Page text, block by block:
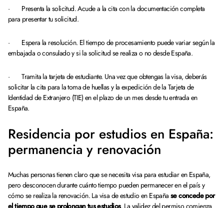
· Presenta la solicitud. Acude a la cita con la documentación completa
para presentar tu solicitud.
· Espera la resolución. El tiempo de procesamiento puede variar según la
embajada o consulado y si la solicitud se realiza o no desde España.
· Tramita la tarjeta de estudiante. Una vez que obtengas la visa, deberás
solicitar la cita para la toma de huellas y la expedición de la Tarjeta de
Identidad de Extranjero (TIE) en el plazo de un mes desde tu entrada en
España.
Residencia por estudios en España:
permanencia y renovación
Muchas personas tienen claro que se necesita visa para estudiar en España,
pero desconocen durante cuánto tiempo pueden permanecer en el país y
cómo se realiza la renovación. La visa de estudio en España se concede por
el tiempo que se prolongan tus estudios. La validez del permiso comienza